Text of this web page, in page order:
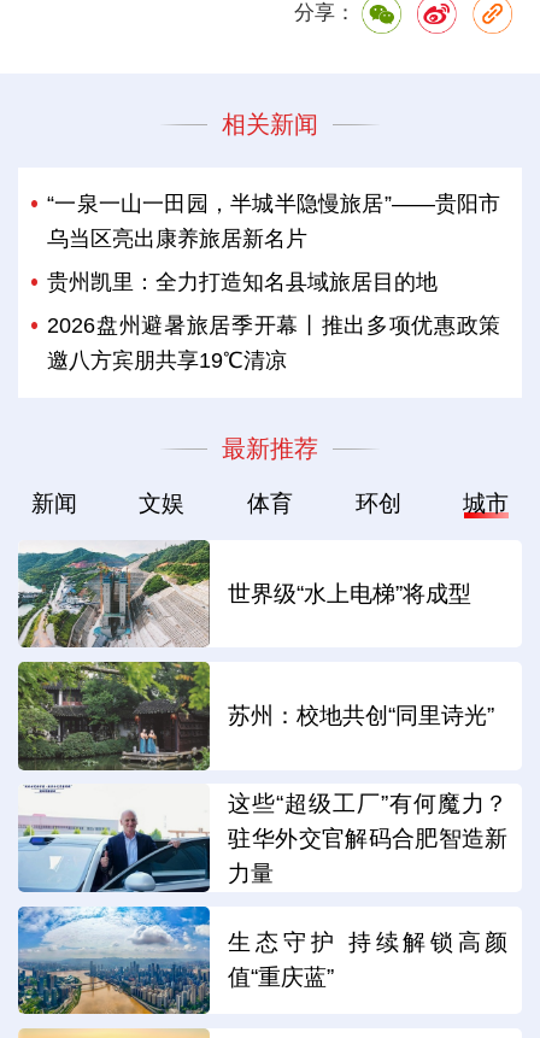
分享：
相关新闻
“一泉一山一田园，半城半隐慢旅居”——贵阳市
乌当区亮出康养旅居新名片
贵州凯里：全力打造知名县域旅居目的地
2026盘州避暑旅居季开幕丨推出多项优惠政策
邀八方宾朋共享19℃清凉
最新推荐
新闻 文娱 体育 环创 城市
世界级“水上电梯”将成型
苏州：校地共创“同里诗光”
这些“超级工厂”有何魔力？
驻华外交官解码合肥智造新
力量
生态守护 持续解锁高颜
值“重庆蓝”